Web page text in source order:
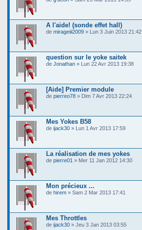
A l'aide! (sonde effet hall)
de mirageiii2009 » Lun 3 Juin 2013 21:42
question sur le yoke saitek
de Jonathan » Lun 22 Avr 2013 19:38
[Aide] Premier module
de pierreo78 » Dim 7 Avr 2013 22:24
Mes Yokes B58
de ijack30 » Lun 1 Avr 2013 17:59
La réalisation de mes yokes
de pierre01 » Mer 11 Jan 2012 14:30
Mon précieux ...
de hirem » Sam 2 Mar 2013 17:41
Mes Throttles
de ijack30 » Jeu 3 Jan 2013 03:55